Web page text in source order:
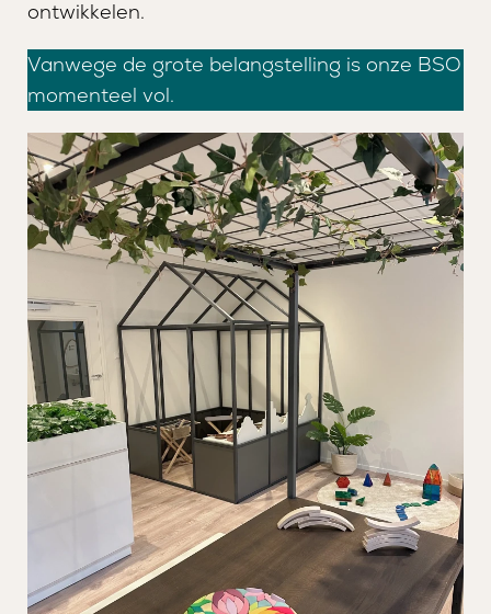
ontwikkelen.
Vanwege de grote belangstelling is onze BSO
momenteel vol.